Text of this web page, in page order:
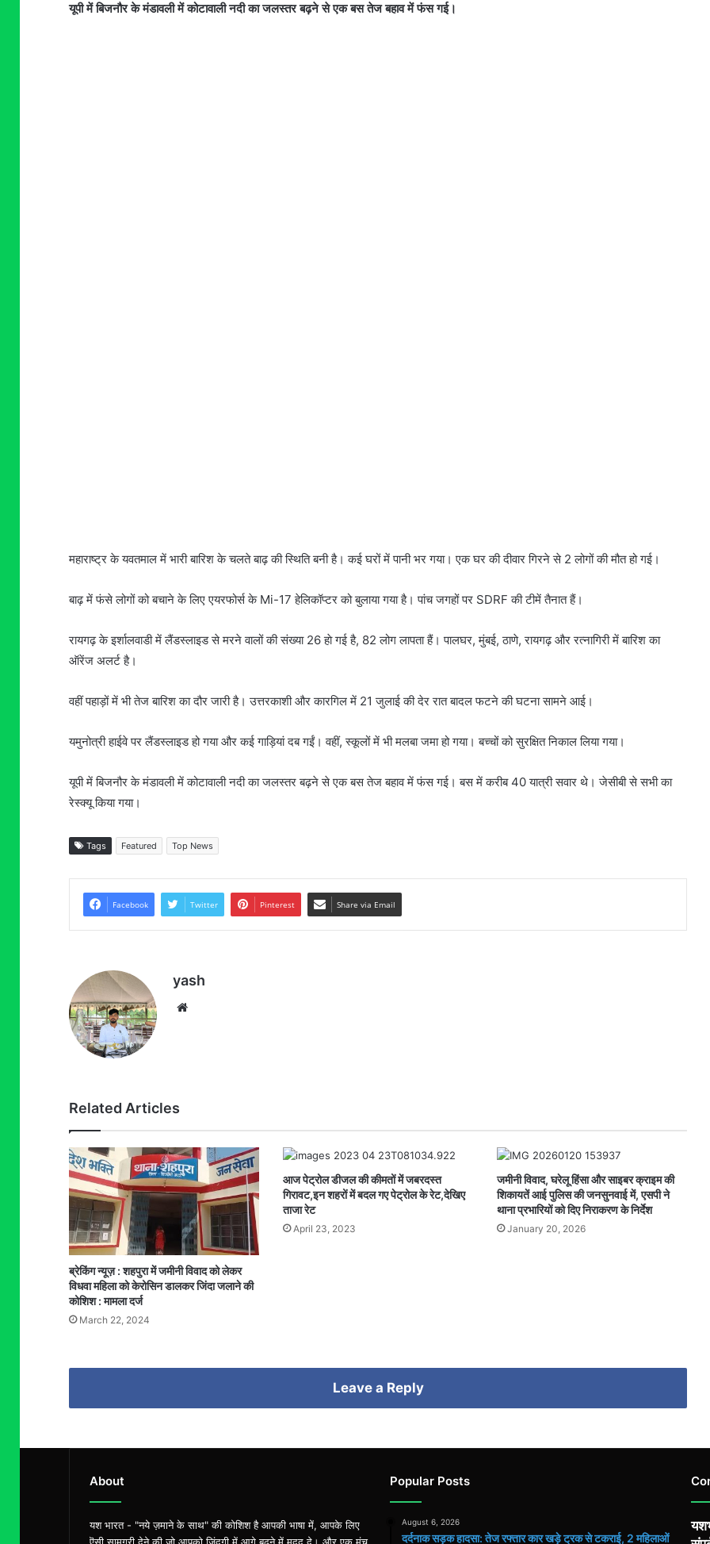
यूपी में बिजनौर के मंडावली में कोटावाली नदी का जलस्तर बढ़ने से एक बस तेज बहाव में फंस गई।
महाराष्ट्र के यवतमाल में भारी बारिश के चलते बाढ़ की स्थिति बनी है। कई घरों में पानी भर गया। एक घर की दीवार गिरने से 2 लोगों की मौत हो गई।
बाढ़ में फंसे लोगों को बचाने के लिए एयरफोर्स के Mi-17 हेलिकॉप्टर को बुलाया गया है। पांच जगहों पर SDRF की टीमें तैनात हैं।
रायगढ़ के इर्शालवाडी में लैंडस्लाइड से मरने वालों की संख्या 26 हाे गई है, 82 लोग लापता हैं। पालघर, मुंबई, ठाणे, रायगढ़ और रत्नागिरी में बारिश का
ऑरेंज अलर्ट है।
वहीं पहाड़ों में भी तेज बारिश का दौर जारी है। उत्तरकाशी और कारगिल में 21 जुलाई की देर रात बादल फटने की घटना सामने आई।
यमुनोत्री हाईवे पर लैंडस्लाइड हो गया और कई गाड़ियां दब गईं। वहीं, स्कूलों में भी मलबा जमा हो गया। बच्चों को सुरक्षित निकाल लिया गया।
यूपी में बिजनौर के मंडावली में कोटावाली नदी का जलस्तर बढ़ने से एक बस तेज बहाव में फंस गई। बस में करीब 40 यात्री सवार थे। जेसीबी से सभी का
रेस्क्यू किया गया।
Tags Featured Top News
Facebook Twitter Pinterest Share via Email
yash
Website
Related Articles
ब्रेकिंग न्यूज़ : शहपुरा में जमीनी विवाद को लेकर
विधवा महिला को केरोसिन डालकर जिंदा जलाने की
कोशिश : मामला दर्ज
March 22, 2024
आज पेट्रोल डीजल की कीमतों में जबरदस्त
गिरावट,इन शहरों में बदल गए पेट्रोल के रेट,देखिए
ताजा रेट
April 23, 2023
जमीनी विवाद, घरेलू हिंसा और साइबर क्राइम की
शिकायतें आई पुलिस की जनसुनवाई में, एसपी ने
थाना प्रभारियों को दिए निराकरण के निर्देश
January 20, 2026
Leave a Reply
About
यश भारत - "नये ज़माने के साथ" की कोशिश है आपकी भाषा में, आपके लिए
ऎसी सामग्री देने की जो आपको ज़िंदगी में आगे बढ़ने में मदद दे। और एक मंच,
Popular Posts
August 6, 2026
दर्दनाक सड़क हादसा: तेज रफ्तार कार खड़े ट्रक से टकराई, 2 महिलाओं